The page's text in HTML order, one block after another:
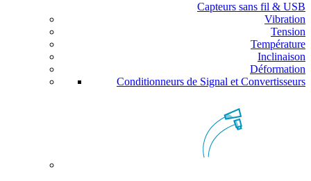
Capteurs sans fil & USB
Vibration
Tension
Température
Inclinaison
Déformation
Conditionneurs de Signal et Convertisseurs